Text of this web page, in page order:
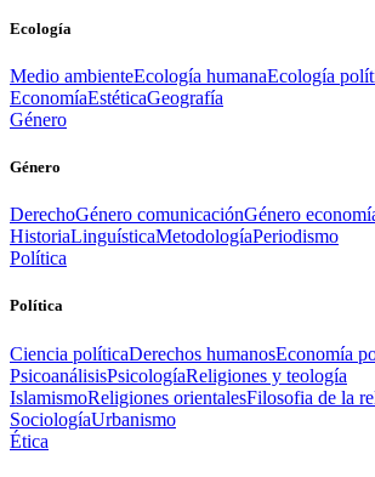
Ecología
Medio ambienteEcología humanaEcología
EconomíaEstéticaGeografía
Género
Género
DerechoGénero comunicaciónGénero
HistoriaLinguísticaMetodologíaPeriodismo
Política
Política
Ciencia políticaDerechos humanosEconomía
PsicoanálisisPsicologíaReligiones y teología
IslamismoReligiones orientalesFilosofia de la
SociologíaUrbanismo
Ética